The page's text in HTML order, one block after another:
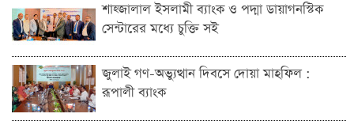
শাহ্জালাল ইসলামী ব্যাংক ও পদ্মা ডায়াগনস্টিক
সেন্টারের মধ্যে চুক্তি সই
জুলাই গণ-অভ্যুত্থান দিবসে দোয়া মাহফিল :
রূপালী ব্যাংক